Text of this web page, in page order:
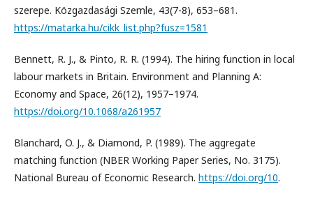
szerepe. Közgazdasági Szemle, 43(7-8), 653–681.
https://matarka.hu/cikk_list.php?fusz=1581
Bennett, R. J., & Pinto, R. R. (1994). The hiring function in local
labour markets in Britain. Environment and Planning A:
Economy and Space, 26(12), 1957–1974.
https://doi.org/10.1068/a261957
Blanchard, O. J., & Diamond, P. (1989). The aggregate
matching function (NBER Working Paper Series, No. 3175).
National Bureau of Economic Research. https://doi.org/10.